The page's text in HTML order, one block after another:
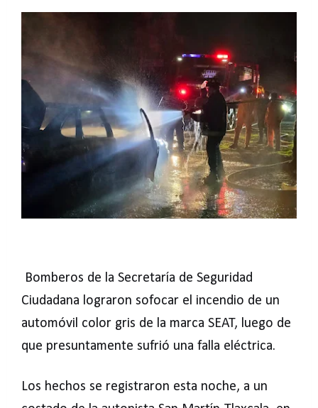
Bomberos de la Secretaría de Seguridad
Ciudadana lograron sofocar el incendio de un
automóvil color gris de la marca SEAT, luego de
que presuntamente sufrió una falla eléctrica.
Los hechos se registraron esta noche, a un